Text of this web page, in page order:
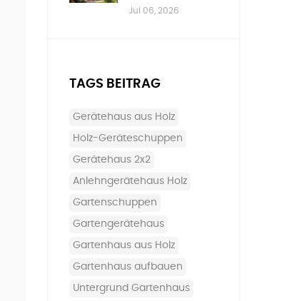
Genehmigungen &
Jul 06, 2026
TAGS BEITRAG
Gerätehaus aus Holz
Holz-Geräteschuppen
Gerätehaus 2x2
Anlehngerätehaus Holz
Gartenschuppen
Gartengerätehaus
Gartenhaus aus Holz
Gartenhaus aufbauen
Untergrund Gartenhaus